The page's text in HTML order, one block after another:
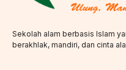
Sekolah alam berbasis Islam
berakhlak, mandiri, dan cinta